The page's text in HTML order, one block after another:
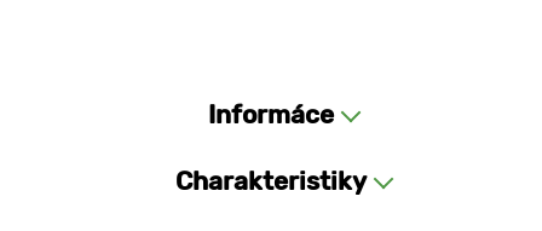
Informáce
Charakteristiky